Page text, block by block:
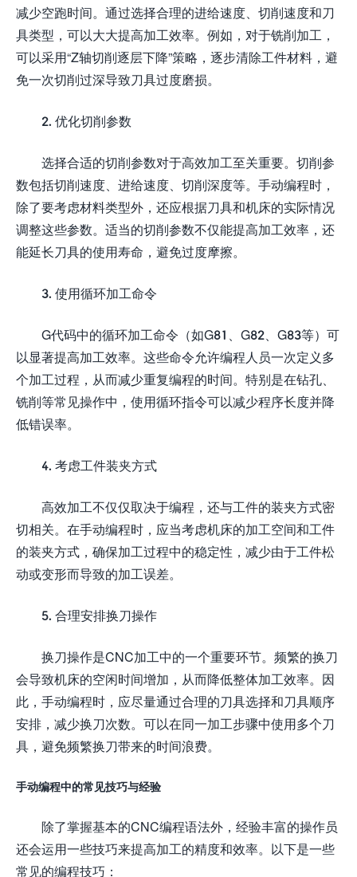
减少空跑时间。通过选择合理的进给速度、切削速度和刀
具类型，可以大大提高加工效率。例如，对于铣削加工，
可以采用“Z轴切削逐层下降”策略，逐步清除工件材料，避
免一次切削过深导致刀具过度磨损。
2. 优化切削参数
选择合适的切削参数对于高效加工至关重要。切削参
数包括切削速度、进给速度、切削深度等。手动编程时，
除了要考虑材料类型外，还应根据刀具和机床的实际情况
调整这些参数。适当的切削参数不仅能提高加工效率，还
能延长刀具的使用寿命，避免过度摩擦。
3. 使用循环加工命令
G代码中的循环加工命令（如G81、G82、G83等）可
以显著提高加工效率。这些命令允许编程人员一次定义多
个加工过程，从而减少重复编程的时间。特别是在钻孔、
铣削等常见操作中，使用循环指令可以减少程序长度并降
低错误率。
4. 考虑工件装夹方式
高效加工不仅仅取决于编程，还与工件的装夹方式密
切相关。在手动编程时，应当考虑机床的加工空间和工件
的装夹方式，确保加工过程中的稳定性，减少由于工件松
动或变形而导致的加工误差。
5. 合理安排换刀操作
换刀操作是CNC加工中的一个重要环节。频繁的换刀
会导致机床的空闲时间增加，从而降低整体加工效率。因
此，手动编程时，应尽量通过合理的刀具选择和刀具顺序
安排，减少换刀次数。可以在同一加工步骤中使用多个刀
具，避免频繁换刀带来的时间浪费。
手动编程中的常见技巧与经验
除了掌握基本的CNC编程语法外，经验丰富的操作员
还会运用一些技巧来提高加工的精度和效率。以下是一些
常见的编程技巧：